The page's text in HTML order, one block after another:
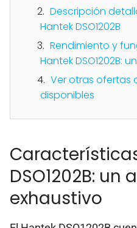
Descripción
Hantek DSO1202B
Rendimiento y
Hantek DSO1202B:
Ver otras ofertas
disponibles
DSO1202B: un
exhaustivo